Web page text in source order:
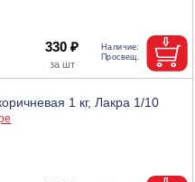
330 ₽
1 кг, Лакра 1/10